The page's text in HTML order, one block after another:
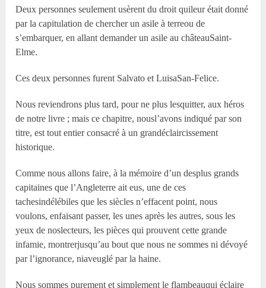
Deux personnes seulement usèrent du droit quileur était donné
par la capitulation de chercher un asile à terreou de
s’embarquer, en allant demander un asile au châteauSaint-
Elme.
Ces deux personnes furent Salvato et LuisaSan-Felice.
Nous reviendrons plus tard, pour ne plus lesquitter, aux héros
de notre livre ; mais ce chapitre, nousl’avons indiqué par son
titre, est tout entier consacré à un grandéclaircissement
historique.
Comme nous allons faire, à la mémoire d’un desplus grands
capitaines que l’Angleterre ait eus, une de ces
tachesindélébiles que les siècles n’effacent point, nous
voulons, enfaisant passer, les unes après les autres, sous les
yeux de noslecteurs, les pièces qui prouvent cette grande
infamie, montrerjusqu’au bout que nous ne sommes ni dévoyé
par l’ignorance, niaveuglé par la haine.
Nous sommes purement et simplement le flambeauqui éclaire